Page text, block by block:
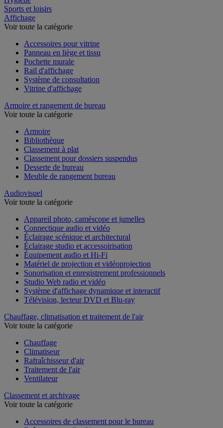
Sports et loisirs
Affichage
Voir toute la catégorie
Accessoires pour vitrine
Panneau en liège et tissu
Pochette murale
Rail d'affichage
Système de consultation
Vitrine d'affichage
Armoire et rangement de bureau
Voir toute la catégorie
Armoire
Bibliothèque
Classement à plat
Classement pour dossiers suspendus
Desserte de bureau
Meuble de rangement bureau
Audiovisuel
Voir toute la catégorie
Appareil photo, caméscope et jumelles
Connectique audio et vidéo
Éclairage scénique et architectural
Éclairage studio et accessoirisation
Équipement audio et Hi-Fi
Matériel de projection et vidéoprojection
Sonorisation et enregistrement professionnels
Studio Web radio et vidéo
Système d'affichage dynamique et interactif
Télévision, lecteur DVD et Blu-ray
Chauffage, climatisation et traitement de l'air
Voir toute la catégorie
Chauffage
Climatiseur
Rafraîchisseur d'air
Traitement de l'air
Ventilateur
Classement et archivage
Voir toute la catégorie
Accessoires de classement pour le bureau